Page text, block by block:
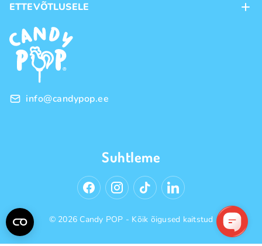
Ostutingimused
Privaatsuspoliitika
ETTEVÕTLUSELE
Frantsiis
Hulgimüük
info@candypop.ee
Suhtleme
© 2026 Candy POP - Kõik õigused kaitstud